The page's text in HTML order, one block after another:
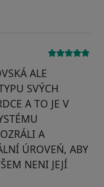
ALE
SVÝCH
A TO JE V
A
ÚROVEŃ, ABY
NENI JEJÍ